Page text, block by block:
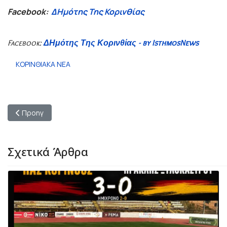
Facebook: ΔΗμότης Της Κορινθίας
Facebook:ΔΗμότης Της Κορινθίας - by IsthmosNews
ΚΟΡΙΝΘΙΑΚΑ ΝΕΑ
Προηγούμενο άρθρο: Άσσος: Διευκρινίσεις από τον Πρόεδρο
Προηγ
Σχετικά Άρθρα